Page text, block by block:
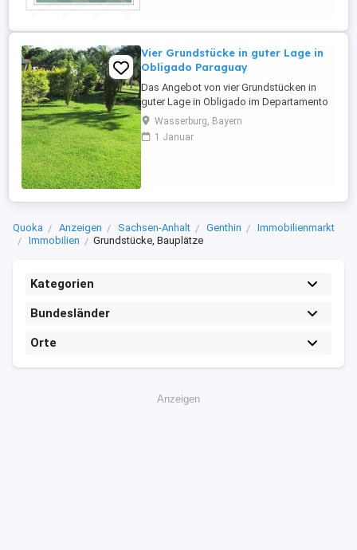
...
Vier Grundstücke in guter Lage in
Obligado Paraguay
Das Angebot von vier Grundstücken in
guter Lage in Obligado im Departamento
Itapua Paraguay. Die Grundstücke sind
zusammenhängend und werden nicht als
Einzelgrundstücke verkauft. In der Nähe
Wasserburg, Bayern
1 Januar
Quoka Anzeigen Sachsen-Anhalt Genthin
Immobilienmarkt
Immobilien
Grundstücke, Bauplätze
Kategorien
Bundesländer
Orte
Anzeigen